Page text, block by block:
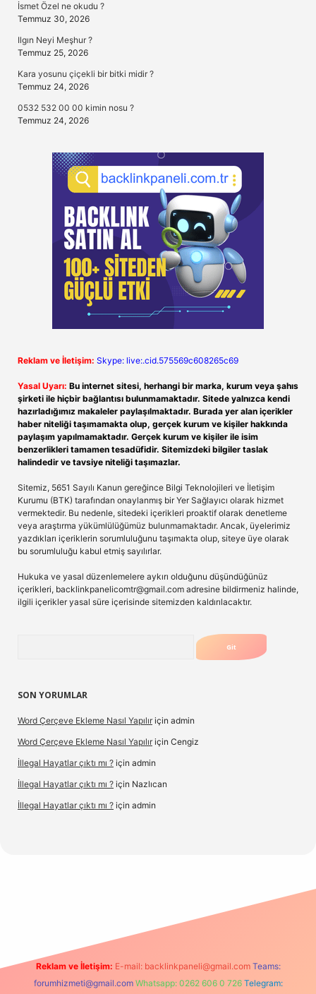
İsmet Özel ne okudu ?
Temmuz 30, 2026
Ilgın Neyi Meşhur ?
Temmuz 25, 2026
Kara yosunu çiçekli bir bitki midir ?
Temmuz 24, 2026
0532 532 00 00 kimin nosu ?
Temmuz 24, 2026
Reklam ve İletişim: Skype: live:.cid.575569c608265c69
Yasal Uyarı: Bu internet sitesi, herhangi bir marka, kurum veya şahıs
şirketi ile hiçbir bağlantısı bulunmamaktadır. Sitede yalnızca kendi
hazırladığımız makaleler paylaşılmaktadır. Burada yer alan içerikler
haber niteliği taşımamakta olup, gerçek kurum ve kişiler hakkında
paylaşım yapılmamaktadır. Gerçek kurum ve kişiler ile isim
benzerlikleri tamamen tesadüfidir. Sitemizdeki bilgiler taslak
halindedir ve tavsiye niteliği taşımazlar.
Sitemiz, 5651 Sayılı Kanun gereğince Bilgi Teknolojileri ve İletişim
Kurumu (BTK) tarafından onaylanmış bir Yer Sağlayıcı olarak hizmet
vermektedir. Bu nedenle, sitedeki içerikleri proaktif olarak denetleme
veya araştırma yükümlülüğümüz bulunmamaktadır. Ancak, üyelerimiz
yazdıkları içeriklerin sorumluluğunu taşımakta olup, siteye üye olarak
bu sorumluluğu kabul etmiş sayılırlar.
Hukuka ve yasal düzenlemelere aykırı olduğunu düşündüğünüz
içerikleri, backlinkpanelicomtr@gmail.com adresine bildirmeniz halinde,
ilgili içerikler yasal süre içerisinde sitemizden kaldırılacaktır.
SON YORUMLAR
Word Çerçeve Ekleme Nasıl Yapılır için admin
Word Çerçeve Ekleme Nasıl Yapılır için Cengiz
İllegal Hayatlar çıktı mı ? için admin
İllegal Hayatlar çıktı mı ? için Nazlıcan
İllegal Hayatlar çıktı mı ? için admin
Reklam ve İletişim: E-mail: backlinkpaneli@gmail.com Teams:
forumhizmeti@gmail.com Whatsapp: 0262 606 0 726 Telegram: